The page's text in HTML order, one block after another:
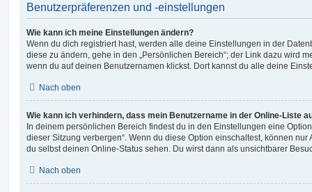
Benutzerpräferenzen und -einstellungen
Wie kann ich meine Einstellungen ändern?
Wenn du dich registriert hast, werden alle deine Einstellungen in der
diese zu ändern, gehe in den „Persönlichen Bereich“; der Link dazu wird
wenn du auf deinen Benutzernamen klickst. Dort kannst du alle deine
Nach oben
Wie kann ich verhindern, dass mein Benutzername in der Online-Liste
In deinem persönlichen Bereich findest du in den Einstellungen eine
dieser Sitzung verbergen“. Wenn du diese Option einschaltest, können
du selbst deinen Online-Status sehen. Du wirst dann als unsichtbarer
Nach oben